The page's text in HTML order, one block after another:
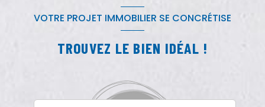
VOTRE PROJET IMMOBILIER SE CONCRÉTISE
TROUVEZ LE BIEN IDÉAL !